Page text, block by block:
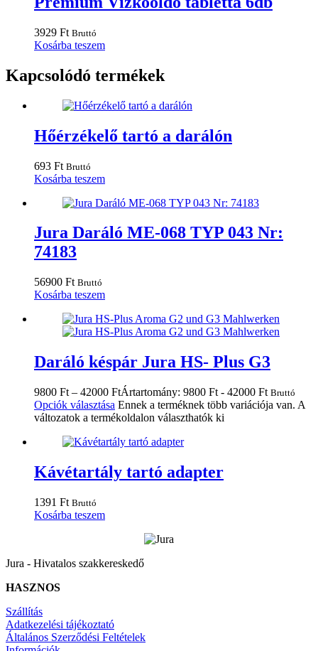
3929 Ft Bruttó
Kosárba teszem
Kapcsolódó termékek
Hőérzékelő tartó a darálón
693 Ft Bruttó
Kosárba teszem
Jura Daráló ME-068 TYP 043 Nr:
74183
56900 Ft Bruttó
Kosárba teszem
Daráló késpár Jura HS- Plus G3
9800 Ft – 42000 FtÁrtartomány: 9800 Ft - 42000 Ft Bruttó
Opciók választása Ennek a terméknek több variációja van. A
változatok a termékoldalon választhatók ki
Kávétartály tartó adapter
1391 Ft Bruttó
Kosárba teszem
Jura - Hivatalos szakkereskedő
HASZNOS
Szállítás
Adatkezelési tájékoztató
Általános Szerződési Feltételek